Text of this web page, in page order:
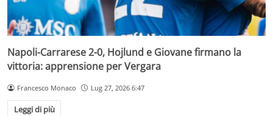
Napoli-Carrarese 2-0, Hojlund e Giovane firmano la
vittoria: apprensione per Vergara
Francesco Monaco Lug 27, 2026 6:47
Leggi di più